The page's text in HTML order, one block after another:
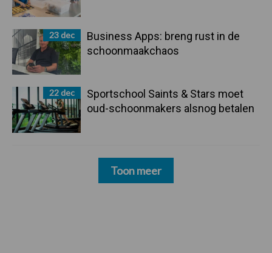
23 dec
Business Apps: breng rust in de
schoonmaakchaos
22 dec
Sportschool Saints & Stars moet
oud-schoonmakers alsnog betalen
Toon meer